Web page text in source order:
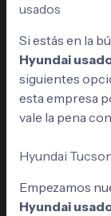
usados
Si estás en la
Hyundai
siguientes
esta empresa
vale la pena
Hyundai
Empezamos
Hyundai